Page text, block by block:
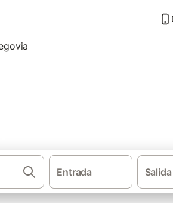
Entrada Salida